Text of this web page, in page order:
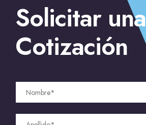
Solicitar una
Cotización